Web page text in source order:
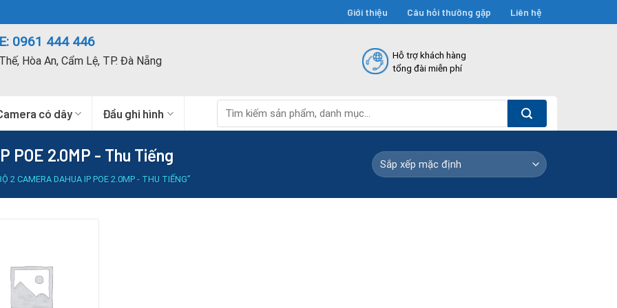
Giới thiệu Câu hỏi thường gặp Liên hệ
0961 444 446
Hòa An, Cẩm Lệ, TP. Đà Nẵng
Hỗ trợ khách hàng
tổng đài miễn phí
có dây Đầu ghi hình
kiếm:
POE 2.0MP - Thu Tiếng
2 CAMERA DAHUA IP POE 2.0MP - THU TIẾNG”